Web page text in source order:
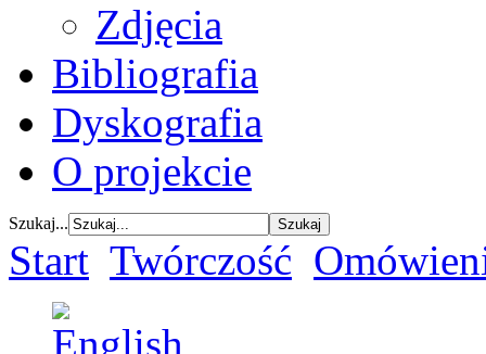
Zdjęcia
Bibliografia
Dyskografia
O projekcie
Szukaj...
Start Twórczość